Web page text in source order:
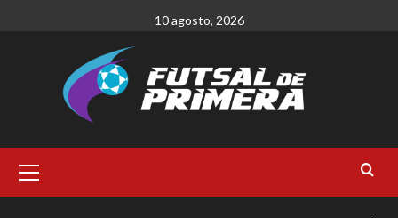
10 agosto, 2026
Menu